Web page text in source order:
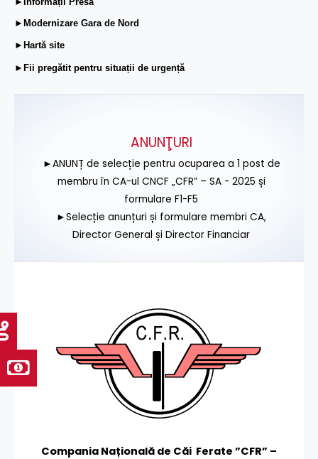
►Modernizare Gara de Nord
►Hartă site
►Fii pregătit pentru situații de urgență
ANUNŢURI
►ANUNȚ de selecție pentru ocuparea a 1 post de
membru în CA-ul CNCF „CFR” – SA - 2025 și
formulare F1-F5
►Selecție anunțuri și formulare membri CA,
Director General și Director Financiar
Compania Națională de Căi Ferate ”CFR” –